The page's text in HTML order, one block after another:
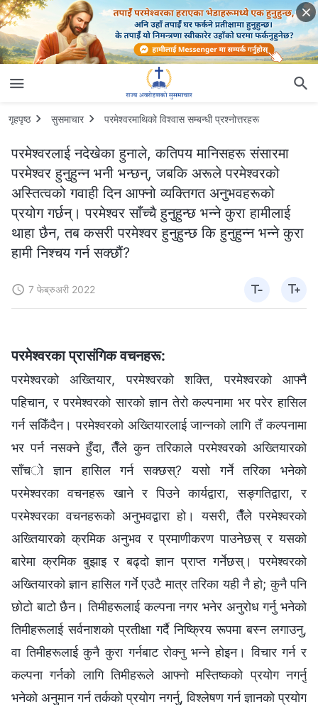
गृहपृष्ठ सुसमाचार परमेश्‍वरमाथिको विश्‍वास सम्‍बन्धी प्रश्‍नोत्तरहरू
परमेश्‍वरलाई नदेखेका हुनाले, कतिपय मानिसहरू संसारमा
परमेश्‍वर हुनुहुन्न भनी भन्छन्, जबकि अरूले परमेश्‍वरको
अस्तित्वको गवाही दिन आफ्नो व्यक्तिगत अनुभवहरूको
प्रयोग गर्छन्। परमेश्‍वर साँच्चै हुनुहुन्छ भन्ने कुरा हामीलाई
थाहा छैन, तब कसरी परमेश्‍वर हुनुहुन्छ कि हुनुहुन्न भन्ने कुरा
हामी निश्चय गर्न सक्छौं?
7 फेब्रुअरी 2022
परमेश्‍वरका प्रासंगिक वचनहरू:
परमेश्‍वरको अख्तियार, परमेश्‍वरको शक्ति, परमेश्‍वरको आफ्‍नै
पहिचान, र परमेश्‍वरको सारको ज्ञान तेरो कल्‍पनामा भर परेर हासिल
गर्न सकिँदैन। परमेश्‍वरको अख्तियारलाई जान्‍नको लागि तँ कल्‍पनामा
भर पर्न नसक्‍ने हुँदा, तैँले कुन तरिकाले परमेश्‍वरको अख्तियारको
साँचो ज्ञान हासिल गर्न सक्छस्? यसो गर्ने तरिका भनेको
परमेश्‍वरका वचनहरू खाने र पिउने कार्यद्वारा, सङ्गतिद्वारा, र
परमेश्‍वरका वचनहरूको अनुभवद्वारा हो। यसरी, तैँले परमेश्‍वरको
अख्तियारको क्रमिक अनुभव र प्रमाणीकरण पाउनेछस् र यसको
बारेमा क्रमिक बुझाइ र बढ्दो ज्ञान प्राप्त गर्नेछस्। परमेश्‍वरको
अख्तियारको ज्ञान हासिल गर्ने एउटै मात्र तरिका यही नै हो; कुनै पनि
छोटो बाटो छैन। तिमीहरूलाई कल्‍पना नगर भनेर अनुरोध गर्नु भनेको
तिमीहरूलाई सर्वनाशको प्रतीक्षा गर्दै निष्क्रिय रूपमा बस्‍न लगाउनु,
वा तिमीहरूलाई कुनै कुरा गर्नबाट रोक्‍नु भन्‍ने होइन। विचार गर्न र
कल्‍पना गर्नको लागि तिमीहरूले आफ्‍नो मस्तिष्कको प्रयोग नगर्नु
भनेको अनुमान गर्न तर्कको प्रयोग नगर्नु, विश्‍लेषण गर्न ज्ञानको प्रयोग